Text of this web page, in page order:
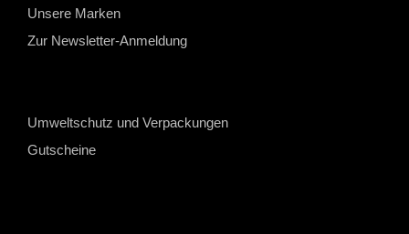
Unsere Marken
Zur Newsletter-Anmeldung
Umweltschutz und Verpackungen
Gutscheine